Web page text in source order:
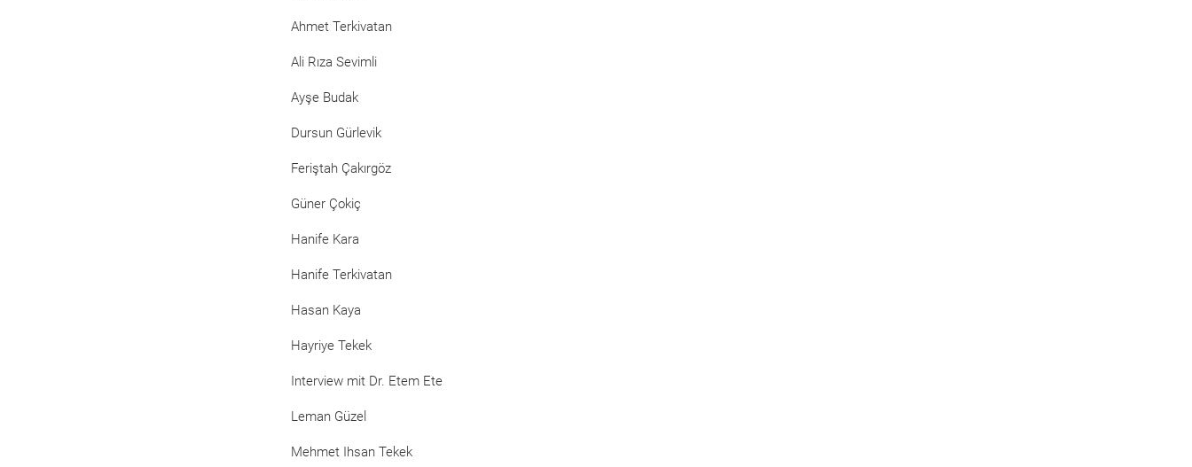
Ahmet Terkivatan
Ali Rıza Sevimli
Ayşe Budak
Dursun Gürlevik
Feriştah Çakırgöz
Güner Çokiç
Hanife Kara
Hanife Terkivatan
Hasan Kaya
Hayriye Tekek
Interview mit Dr. Etem Ete
Leman Güzel
Mehmet Ihsan Tekek